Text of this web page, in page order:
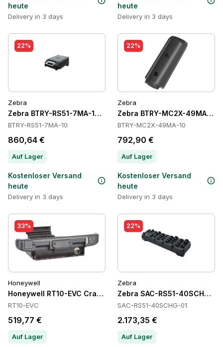
heute
Delivery in 3 days
heute
Delivery in 3 days
22%
Zebra
Zebra BTRY-RS51-7MA-10 Batteries
BTRY-RS51-7MA-10
860,64 €
Auf Lager
Kostenloser Versand
heute
Delivery in 3 days
22%
Zebra
Zebra BTRY-MC2X-49MA-10
BTRY-MC2X-49MA-10
792,90 €
Auf Lager
Kostenloser Versand
heute
Delivery in 3 days
33%
Honeywell
Honeywell RT10-EVC Cradles
RT10-EVC
519,77 €
Auf Lager
22%
Zebra
Zebra SAC-RS51-40SCHG-
SAC-RS51-40SCHG-01
2.173,35 €
Auf Lager